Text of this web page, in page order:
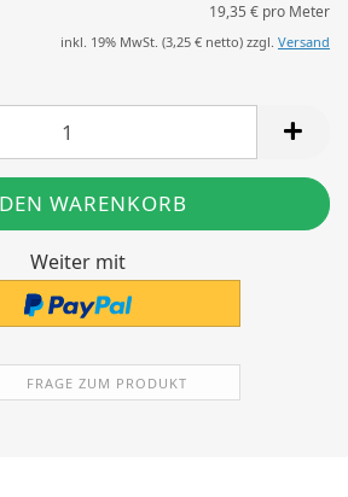
19,35 € pro Meter
inkl. 19% MwSt. (3,25 € netto) zzgl. Versand
Weiter mit
FRAGE ZUM PRODUKT